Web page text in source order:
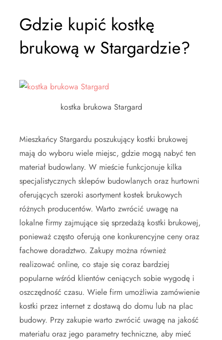
Gdzie kupić kostkę
brukową w Stargardzie?
kostka brukowa Stargard
Mieszkańcy Stargardu poszukujący kostki brukowej
mają do wyboru wiele miejsc, gdzie mogą nabyć ten
materiał budowlany. W mieście funkcjonuje kilka
specjalistycznych sklepów budowlanych oraz hurtowni
oferujących szeroki asortyment kostek brukowych
różnych producentów. Warto zwrócić uwagę na
lokalne firmy zajmujące się sprzedażą kostki brukowej,
ponieważ często oferują one konkurencyjne ceny oraz
fachowe doradztwo. Zakupy można również
realizować online, co staje się coraz bardziej
popularne wśród klientów ceniących sobie wygodę i
oszczędność czasu. Wiele firm umożliwia zamówienie
kostki przez internet z dostawą do domu lub na plac
budowy. Przy zakupie warto zwrócić uwagę na jakość
materiału oraz jego parametry techniczne, aby mieć